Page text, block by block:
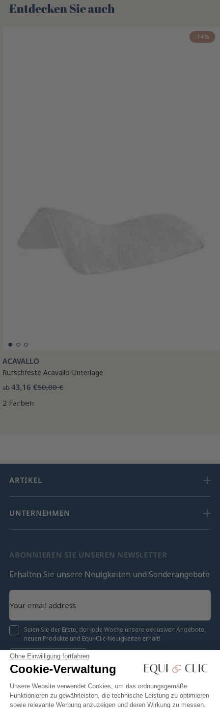
Ohne Einwilligung fortfahren
Cookie-Verwaltung
Unsere Website verwendet Cookies, um das ordnungsgemäße
Funktionieren zu gewährleisten, die technische Leistung zu optimieren
sowie relevante Werbung anzuzeigen und deren Wirkung zu messen.
Entdecken Sie auch 🌻
-14%
ACAVALLO
Rutschfeste Acavallo-Unterlage
ab 43,16 €50,00 €
2 Farben
ARTIKEL
UNTERNEHMEN
ABONNIEREN SIE UNSEREN NEWSLETTER
Erhalten Sie unsere Neuigkeiten und Sonderangebote
Seien Sie der Erste, der jede Woche unsere exklusiven Angebote,
neuen Produkte und Equi-Clic-Neuigkeiten erhält!
Registrieren